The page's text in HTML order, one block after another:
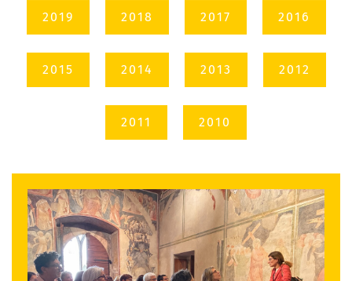
2019 2018 2017 2016
2015 2014 2013 2012
2011 2010